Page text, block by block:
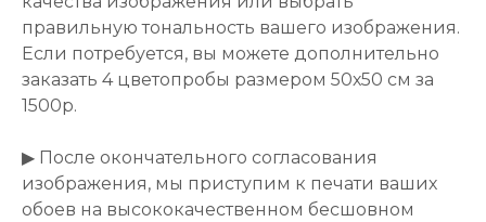
правильную тональность вашего изображения.
Если потребуется, вы можете дополнительно
заказать 4 цветопробы размером 50х50 см за
1500р.
▶ После окончательного согласования
изображения, мы приступим к печати ваших
обоев на высококачественном бесшовном